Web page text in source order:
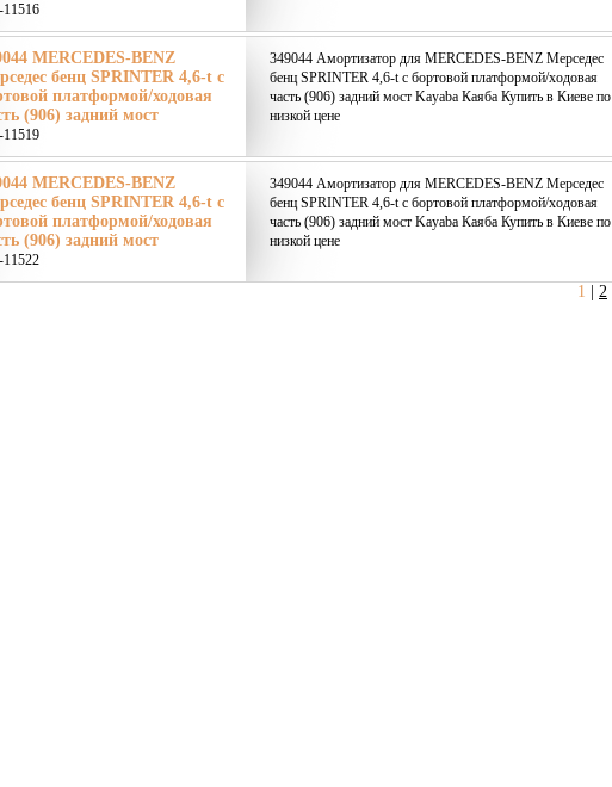
MERCEDES-BENZ
бенц SPRINTER 4,6-t c
платформой/ходовая
(906) задний мост
349044 Амортизатор для MERCEDES-BENZ Мерседес
бенц SPRINTER 4,6-t c бортовой платформой/ходовая
часть (906) задний мост Kayaba Каяба Купить в Киеве по
низкой цене
MERCEDES-BENZ
бенц SPRINTER 4,6-t c
платформой/ходовая
(906) задний мост
349044 Амортизатор для MERCEDES-BENZ Мерседес
бенц SPRINTER 4,6-t c бортовой платформой/ходовая
часть (906) задний мост Kayaba Каяба Купить в Киеве по
низкой цене
1 2